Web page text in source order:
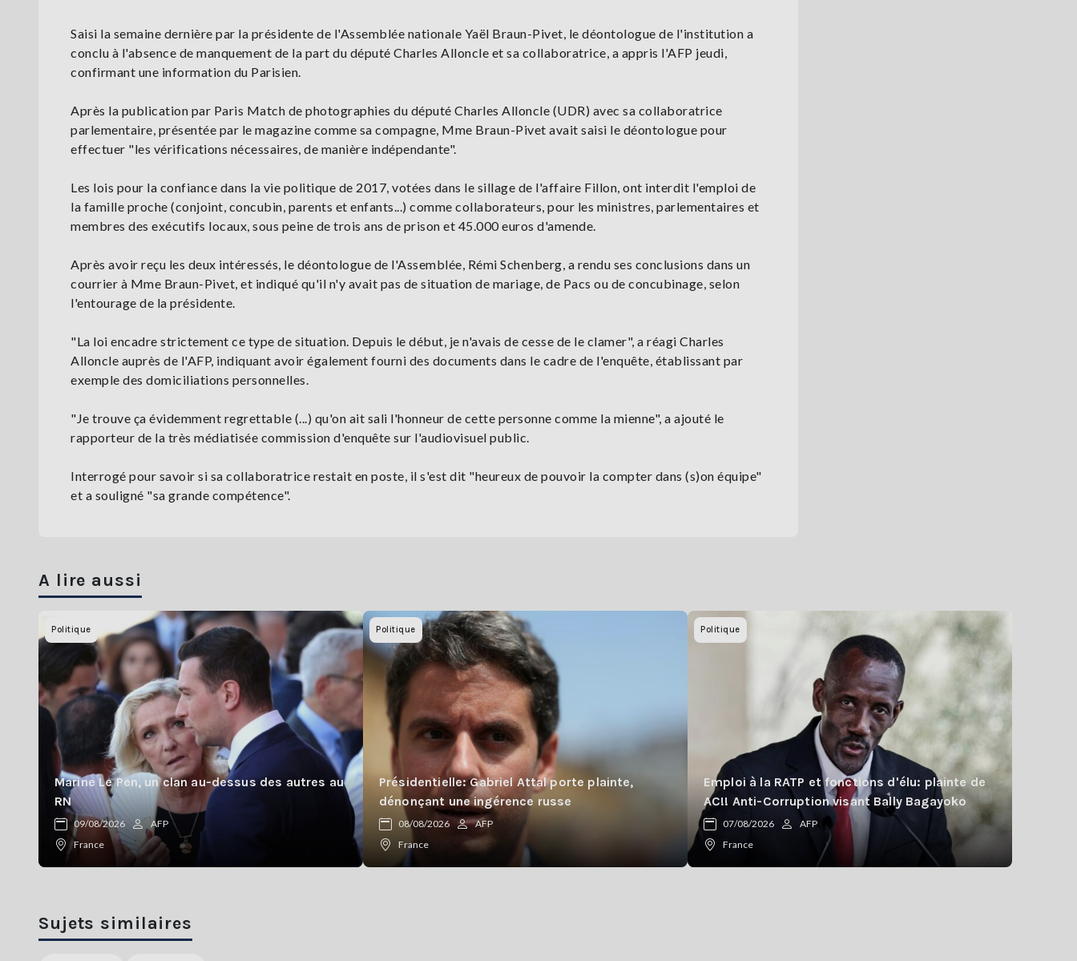
Saisi la semaine dernière par la présidente de l'Assemblée nationale Yaël Braun-Pivet, le déontologue de l'institution a
conclu à l'absence de manquement de la part du député Charles Alloncle et sa collaboratrice, a appris l'AFP jeudi,
confirmant une information du Parisien.
Après la publication par Paris Match de photographies du député Charles Alloncle (UDR) avec sa collaboratrice
parlementaire, présentée par le magazine comme sa compagne, Mme Braun-Pivet avait saisi le déontologue pour
effectuer "les vérifications nécessaires, de manière indépendante".
Les lois pour la confiance dans la vie politique de 2017, votées dans le sillage de l'affaire Fillon, ont interdit l'emploi de
la famille proche (conjoint, concubin, parents et enfants...) comme collaborateurs, pour les ministres, parlementaires et
membres des exécutifs locaux, sous peine de trois ans de prison et 45.000 euros d'amende.
Après avoir reçu les deux intéressés, le déontologue de l'Assemblée, Rémi Schenberg, a rendu ses conclusions dans un
courrier à Mme Braun-Pivet, et indiqué qu'il n'y avait pas de situation de mariage, de Pacs ou de concubinage, selon
l'entourage de la présidente.
"La loi encadre strictement ce type de situation. Depuis le début, je n'avais de cesse de le clamer", a réagi Charles
Alloncle auprès de l'AFP, indiquant avoir également fourni des documents dans le cadre de l'enquête, établissant par
exemple des domiciliations personnelles.
"Je trouve ça évidemment regrettable (...) qu'on ait sali l'honneur de cette personne comme la mienne", a ajouté le
rapporteur de la très médiatisée commission d'enquête sur l'audiovisuel public.
Interrogé pour savoir si sa collaboratrice restait en poste, il s'est dit "heureux de pouvoir la compter dans (s)on équipe"
et a souligné "sa grande compétence".
A lire aussi
Politique
Marine Le Pen, un clan au-dessus des autres au
RN
09/08/2026
AFP
France
Politique
Présidentielle: Gabriel Attal porte plainte,
dénonçant une ingérence russe
08/08/2026
AFP
France
Politique
Emploi à la RATP et fonctions d'élu: plainte de
AC!! Anti-Corruption visant Bally Bagayoko
07/08/2026
AFP
France
Sujets similaires